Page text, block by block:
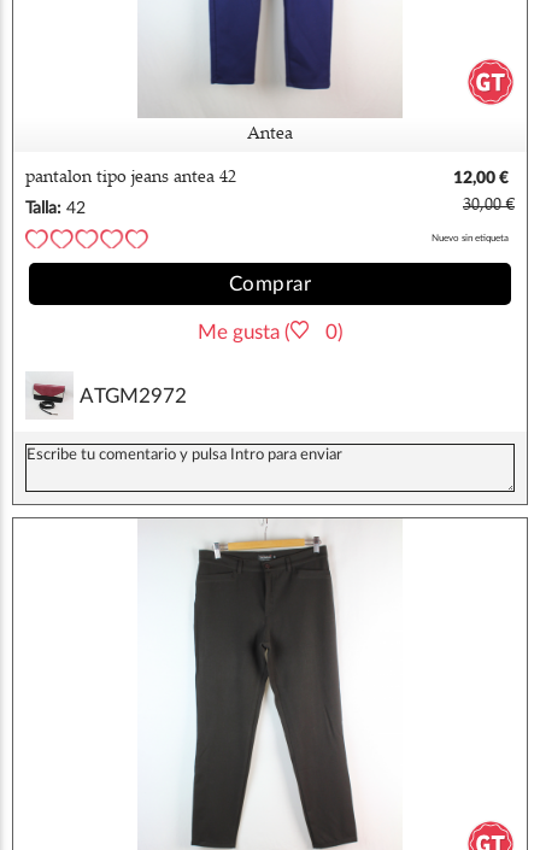
Antea
pantalon tipo jeans antea 42
12,00 €
Talla: 42 30,00 €
Nuevo sin etiqueta
Comprar
Me gusta ( 0)
ATGM2972